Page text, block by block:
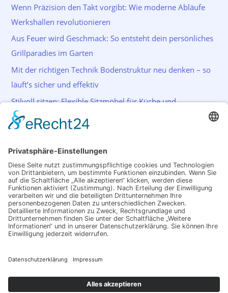
Wenn Präzision den Takt vorgibt: Wie moderne Abläufe
Werkshallen revolutionieren
Aus Feuer wird Geschmack: So entsteht dein persönliches
Grillparadies im Garten
Mit der richtigen Technik Bodenstruktur neu denken – so
läuft’s sicher und effektiv
Stilvoll sitzen: Flexible Sitzmöbel für Küche und
Wohnraum
Schlagwörter
Akkuschrauber Bohrer Farbe Garten Haus Licht Lichtsystem
Reinigung Renovierung Sicherheit Streichen